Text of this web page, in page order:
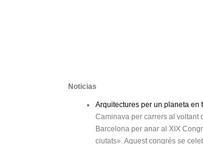
Noticias
Arquitectures per un planeta en
Caminava per carrers al voltant
Barcelona per anar al XIX
ciutats». Aquest congrés se